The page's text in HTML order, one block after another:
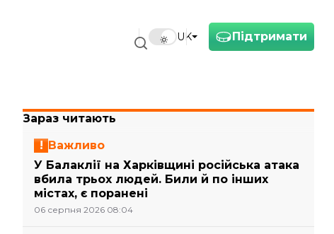
Підтримати
UK
Зараз читають
Важливо
У Балаклії на Харківщині російська атака
вбила трьох людей. Били й по інших
містах, є поранені
06 серпня 2026 08:04